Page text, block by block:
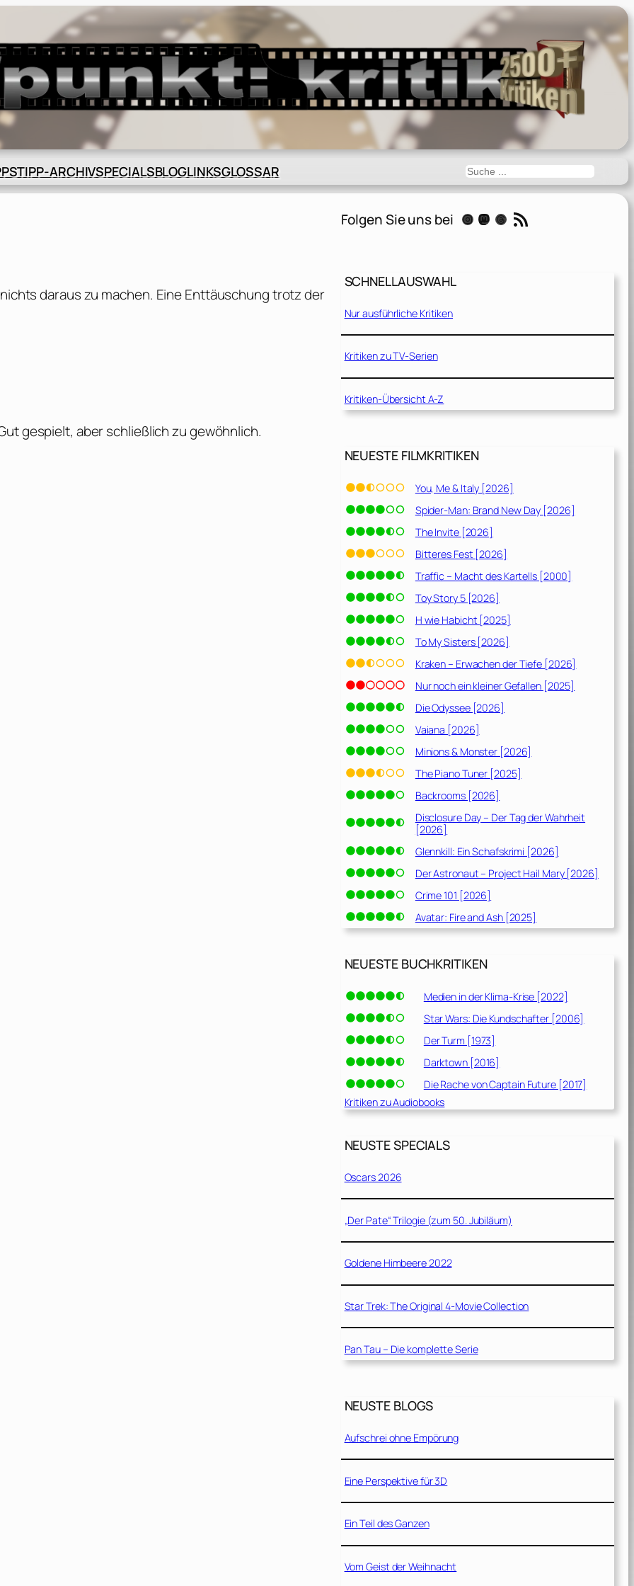
TIPP-ARCHIVSPECIALSBLOGLINKSGLOSSAR Suchen
daraus zu machen. Eine Enttäuschung trotz der
gespielt, aber schließlich zu gewöhnlich.
Folgen Sie uns bei Instagram Mastodon Threads RSS-Feed
SCHNELLAUSWAHL
Nur ausführliche Kritiken
Kritiken zu TV-Serien
Kritiken-Übersicht A-Z
NEUESTE FILMKRITIKEN
You, Me & Italy [2026]
Spider-Man: Brand New Day [2026]
The Invite [2026]
Bitteres Fest [2026]
Traffic – Macht des Kartells [2000]
Toy Story 5 [2026]
H wie Habicht [2025]
To My Sisters [2026]
Kraken – Erwachen der Tiefe [2026]
Nur noch ein kleiner Gefallen [2025]
Die Odyssee [2026]
Vaiana [2026]
Minions & Monster [2026]
The Piano Tuner [2025]
Backrooms [2026]
Disclosure Day – Der Tag der Wahrheit
[2026]
Glennkill: Ein Schafskrimi [2026]
Der Astronaut – Project Hail Mary [2026]
Crime 101 [2026]
Avatar: Fire and Ash [2025]
NEUESTE BUCHKRITIKEN
Medien in der Klima-Krise [2022]
Star Wars: Die Kundschafter [2006]
Der Turm [1973]
Darktown [2016]
Die Rache von Captain Future [2017]
Kritiken zu Audiobooks
NEUSTE SPECIALS
Oscars 2026
„Der Pate“ Trilogie (zum 50. Jubiläum)
Goldene Himbeere 2022
Star Trek: The Original 4-Movie Collection
Pan Tau – Die komplette Serie
NEUSTE BLOGS
Aufschrei ohne Empörung
Eine Perspektive für 3D
Ein Teil des Ganzen
Vom Geist der Weihnacht